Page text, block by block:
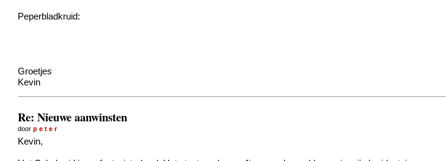
Peperbladkruid:
Groetjes
Kevin
Re: Nieuwe aanwinsten
doorp e t e r
Kevin,